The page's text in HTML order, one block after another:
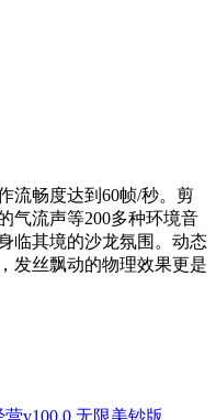
流畅度达到60帧/秒。剪
气流声等200多种环境音
临其境的沙龙氛围。动态
发丝飘动的物理效果更是